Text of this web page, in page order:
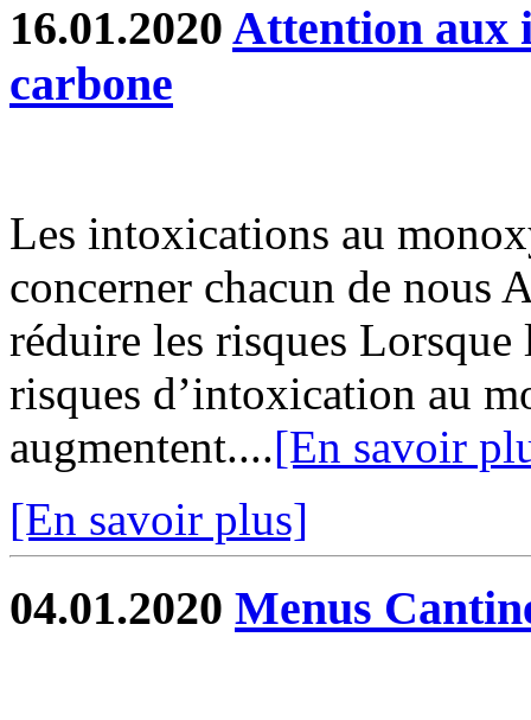
16.01.2020 Attention aux
carbone
Les intoxications au
concerner chacun de nous
réduire les risques Lorsque
risques d’intoxication au
augmentent....[En savoir
[En savoir plus]
04.01.2020 Menus